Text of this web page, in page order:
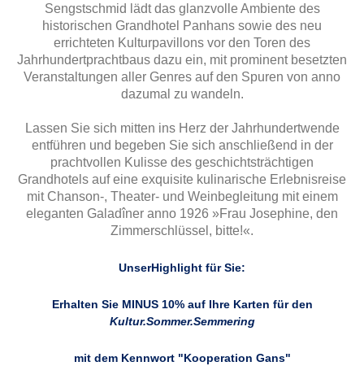
Sengstschmid lädt das glanzvolle Ambiente des
historischen Grandhotel Panhans sowie des neu
errichteten Kulturpavillons vor den Toren des
Jahrhundertprachtbaus dazu ein, mit prominent besetzten
Veranstaltungen aller Genres auf den Spuren von anno
dazumal zu wandeln.
Lassen Sie sich mitten ins Herz der Jahrhundertwende
entführen und begeben Sie sich anschließend in der
prachtvollen Kulisse des geschichtsträchtigen
Grandhotels auf eine exquisite kulinarische Erlebnisreise
mit Chanson-, Theater- und Weinbegleitung mit einem
eleganten Galadîner anno 1926 »Frau Josephine, den
Zimmerschlüssel, bitte!«.
UnserHighlight für Sie:
Erhalten Sie MINUS 10% auf Ihre Karten für den
Kultur.Sommer.Semmering
mit dem Kennwort "Kooperation Gans"